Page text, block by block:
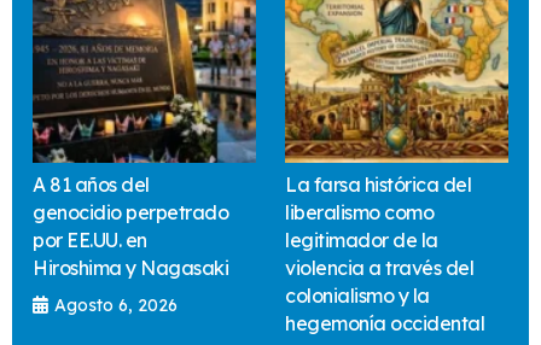
A 81 años del
genocidio perpetrado
por EE.UU. en
Hiroshima y Nagasaki
Agosto 6, 2026
La farsa histórica del
liberalismo como
legitimador de la
violencia a través del
colonialismo y la
hegemonía occidental